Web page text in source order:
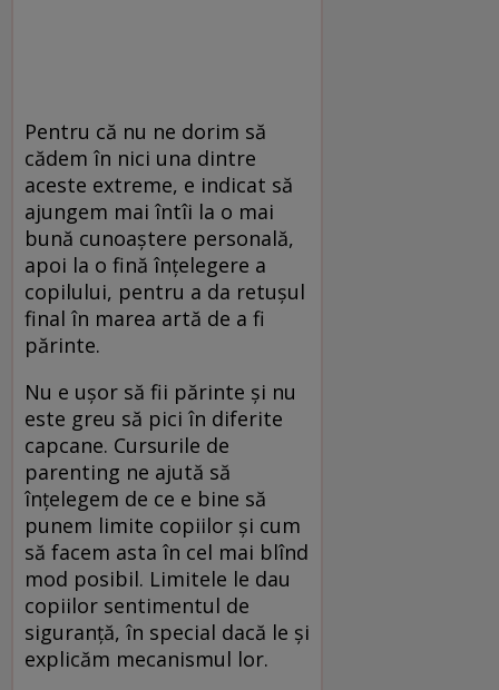
Pentru că nu ne dorim să
cădem în nici una dintre
aceste extreme, e indicat să
ajungem mai întîi la o mai
bună cunoaștere personală,
apoi la o fină înțelegere a
copilului, pentru a da retușul
final în marea artă de a fi
părinte.
Nu e ușor să fii părinte și nu
este greu să pici în diferite
capcane. Cursurile de
parenting ne ajută să
înțelegem de ce e bine să
punem limite copiilor și cum
să facem asta în cel mai blînd
mod posibil. Limitele le dau
copiilor sentimentul de
siguranță, în special dacă le și
explicăm mecanismul lor.